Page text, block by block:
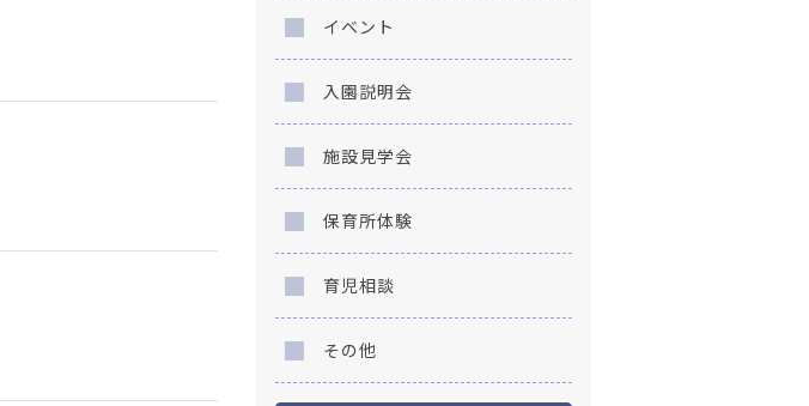
イベント
入園説明会
施設見学会
保育所体験
育児相談
その他